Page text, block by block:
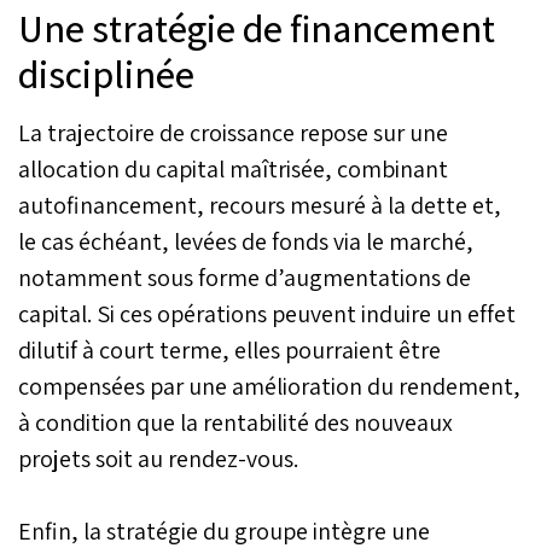
Une stratégie de financement
disciplinée
La trajectoire de croissance repose sur une
allocation du capital maîtrisée, combinant
autofinancement, recours mesuré à la dette et,
le cas échéant, levées de fonds via le marché,
notamment sous forme d’augmentations de
capital. Si ces opérations peuvent induire un effet
dilutif à court terme, elles pourraient être
compensées par une amélioration du rendement,
à condition que la rentabilité des nouveaux
projets soit au rendez-vous.
Enfin, la stratégie du groupe intègre une